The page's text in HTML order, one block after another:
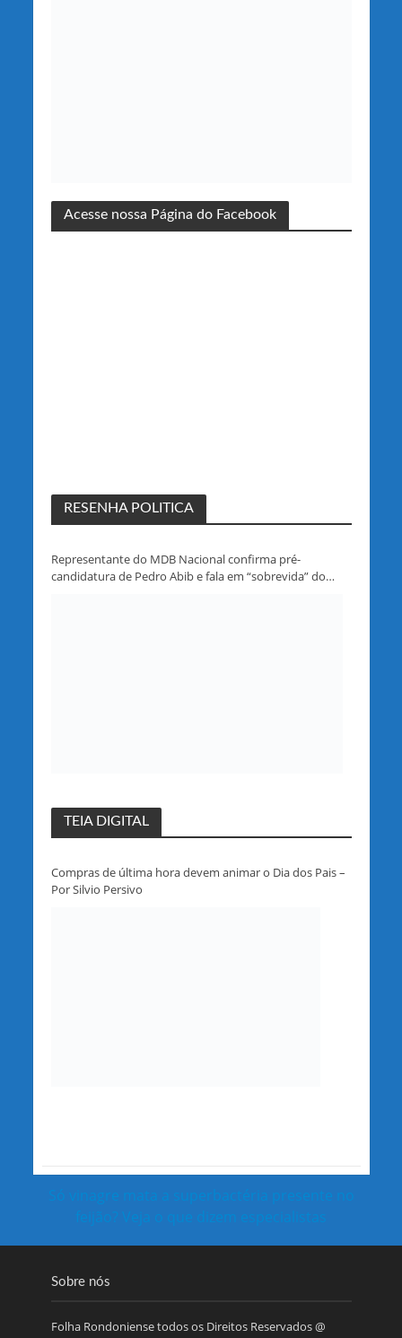
Acesse nossa Página do Facebook
RESENHA POLITICA
Representante do MDB Nacional confirma pré-
candidatura de Pedro Abib e fala em “sobrevida” do
TEIA DIGITAL
Compras de última hora devem animar o Dia dos Pais –
Por Silvio Persivo
Só vinagre mata a superbactéria presente no
feijão? Veja o que dizem especialistas
Sobre nós
Folha Rondoniense todos os Direitos Reservados @